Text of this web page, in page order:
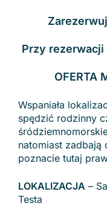
Przy
OFERTA
Wspaniała
spędzić rodzinny
natomiast zadbają
poznacie tutaj
LOKALIZACJA –
Testa